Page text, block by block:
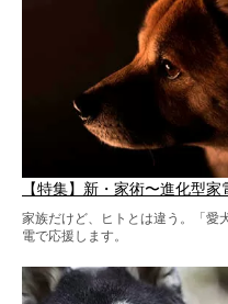
【特集】新・家術〜進化型
家族だけど、ヒトとは違う。「愛
電で応援します。